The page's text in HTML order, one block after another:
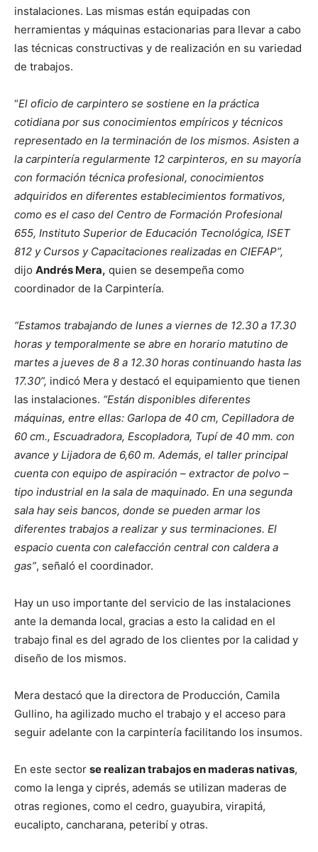
instalaciones. Las mismas están equipadas con
herramientas y máquinas estacionarias para llevar a cabo
las técnicas constructivas y de realización en su variedad
de trabajos.
“El oficio de carpintero se sostiene en la práctica
cotidiana por sus conocimientos empíricos y técnicos
representado en la terminación de los mismos. Asisten a
la carpintería regularmente 12 carpinteros, en su mayoría
con formación técnica profesional, conocimientos
adquiridos en diferentes establecimientos formativos,
como es el caso del Centro de Formación Profesional
655, Instituto Superior de Educación Tecnológica, ISET
812 y Cursos y Capacitaciones realizadas en CIEFAP”,
dijo Andrés Mera, quien se desempeña como
coordinador de la Carpintería.
“Estamos trabajando de lunes a viernes de 12.30 a 17.30
horas y temporalmente se abre en horario matutino de
martes a jueves de 8 a 12.30 horas continuando hasta las
17.30”, indicó Mera y destacó el equipamiento que tienen
las instalaciones. “Están disponibles diferentes
máquinas, entre ellas: Garlopa de 40 cm, Cepilladora de
60 cm., Escuadradora, Escopladora, Tupí de 40 mm. con
avance y Lijadora de 6,60 m. Además, el taller principal
cuenta con equipo de aspiración – extractor de polvo –
tipo industrial en la sala de maquinado. En una segunda
sala hay seis bancos, donde se pueden armar los
diferentes trabajos a realizar y sus terminaciones. El
espacio cuenta con calefacción central con caldera a
gas”, señaló el coordinador.
Hay un uso importante del servicio de las instalaciones
ante la demanda local, gracias a esto la calidad en el
trabajo final es del agrado de los clientes por la calidad y
diseño de los mismos.
Mera destacó que la directora de Producción, Camila
Gullino, ha agilizado mucho el trabajo y el acceso para
seguir adelante con la carpintería facilitando los insumos.
En este sector se realizan trabajos en maderas nativas,
como la lenga y ciprés, además se utilizan maderas de
otras regiones, como el cedro, guayubira, virapitá,
eucalipto, cancharana, peteribí y otras.